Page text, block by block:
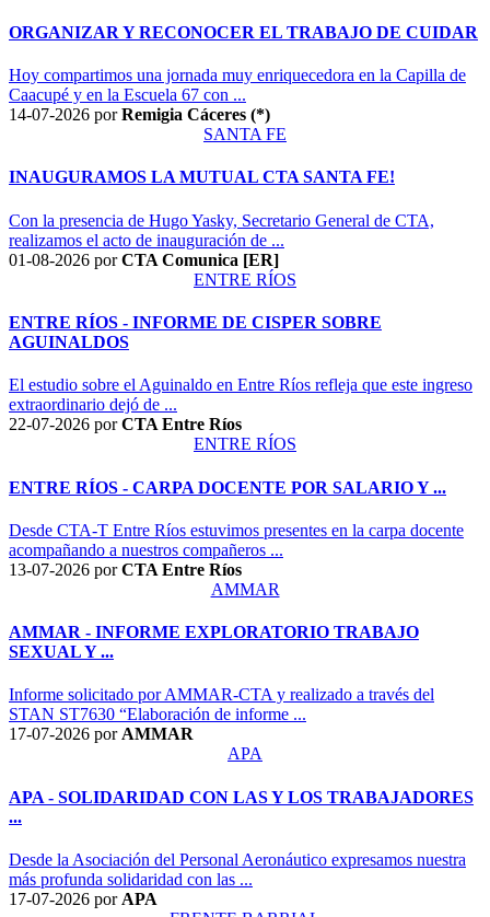
ORGANIZAR Y RECONOCER EL TRABAJO DE CUIDAR
Hoy compartimos una jornada muy enriquecedora en la Capilla de
Caacupé y en la Escuela 67 con ...
14-07-2026 porRemigia Cáceres (*)
SANTA FE
INAUGURAMOS LA MUTUAL CTA SANTA FE!
Con la presencia de Hugo Yasky, Secretario General de CTA,
realizamos el acto de inauguración de ...
01-08-2026 porCTA Comunica [ER]
ENTRE RÍOS
ENTRE RÍOS - INFORME DE CISPER SOBRE
AGUINALDOS
El estudio sobre el Aguinaldo en Entre Ríos refleja que este ingreso
extraordinario dejó de ...
22-07-2026 porCTA Entre Ríos
ENTRE RÍOS
ENTRE RÍOS - CARPA DOCENTE POR SALARIO Y ...
Desde CTA-T Entre Ríos estuvimos presentes en la carpa docente
acompañando a nuestros compañeros ...
13-07-2026 porCTA Entre Ríos
AMMAR
AMMAR - INFORME EXPLORATORIO TRABAJO
SEXUAL Y ...
Informe solicitado por AMMAR-CTA y realizado a través del
STAN ST7630 “Elaboración de informe ...
17-07-2026 por AMMAR
APA
APA - SOLIDARIDAD CON LAS Y LOS TRABAJADORES
...
Desde la Asociación del Personal Aeronáutico expresamos nuestra
más profunda solidaridad con las ...
17-07-2026 por APA